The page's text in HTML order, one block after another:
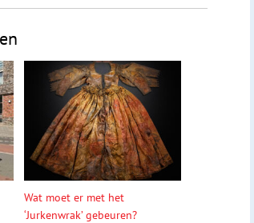
Wat moet er met het
‘Jurkenwrak’ gebeuren?